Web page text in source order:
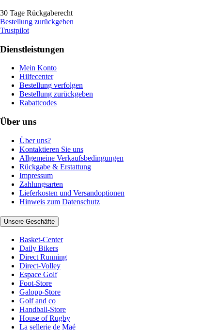
30 Tage Rückgaberecht
Bestellung zurückgeben
Trustpilot
Dienstleistungen
Mein Konto
Hilfecenter
Bestellung verfolgen
Bestellung zurückgeben
Rabattcodes
Über uns
Über uns?
Kontaktieren Sie uns
Allgemeine Verkaufsbedingungen
Rückgabe & Erstattung
Impressum
Zahlungsarten
Lieferkosten und Versandoptionen
Hinweis zum Datenschutz
Unsere Geschäfte
Basket-Center
Daily Bikers
Direct Running
Direct-Volley
Espace Golf
Foot-Store
Galopp-Store
Golf and co
Handball-Store
House of Rugby
La sellerie de Maé